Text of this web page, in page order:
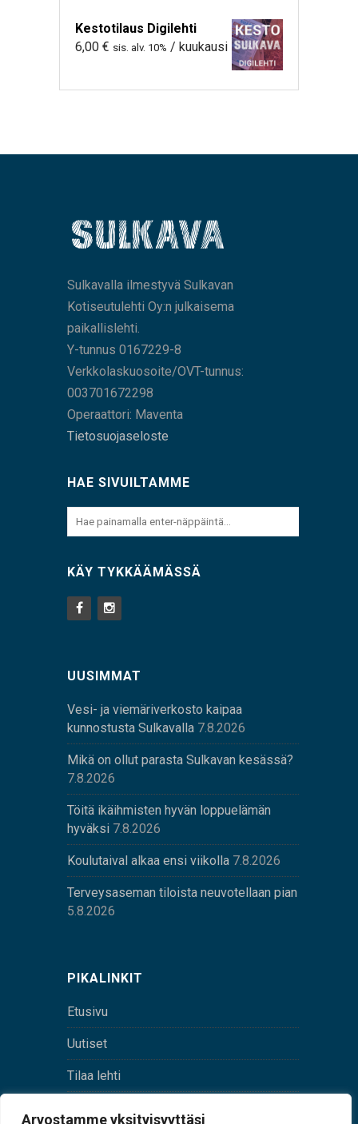
Arvostamme yksityisyyttäsi
Kestotilaus Digilehti
6,00 € sis. alv. 10% / kuukausi
Sulkavalla ilmestyvä Sulkavan
Kotiseutulehti Oy:n julkaisema
paikallislehti.
Y-tunnus 0167229-8
Verkkolaskuosoite/OVT-tunnus:
003701672298
Operaattori: Maventa
Tietosuojaseloste
HAE SIVUILTAMME
KÄY TYKKÄÄMÄSSÄ
UUSIMMAT
Vesi- ja viemäriverkosto kaipaa
kunnostusta Sulkavalla 7.8.2026
Mikä on ollut parasta Sulkavan kesässä?
7.8.2026
Töitä ikäihmisten hyvän loppuelämän
hyväksi 7.8.2026
Koulutaival alkaa ensi viikolla 7.8.2026
Terveysaseman tiloista neuvotellaan pian
5.8.2026
PIKALINKIT
Etusivu
Uutiset
Tilaa lehti